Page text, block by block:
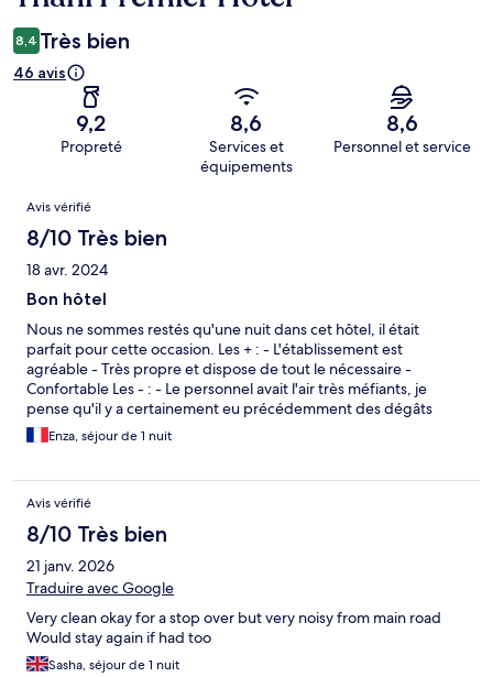
8,4 Très bien
46 avis
9,2
Propreté
8,6
Services et
équipements
8,6
Personnel et service
Avis
Avis vérifié
8/10 Très bien
18 avr. 2024
Bon hôtel
Nous ne sommes restés qu'une nuit dans cet hôtel, il était
parfait pour cette occasion. Les + : - L'établissement est
agréable - Très propre et dispose de tout le nécessaire -
Confortable Les - : - Le personnel avait l'air très méfiants, je
pense qu'il y a certainement eu précédemment des dégâts
causés par des clients, ce qui rend l'ambiance un peu spéciale.
Enza, séjour de 1 nuit
Avis vérifié
8/10 Très bien
21 janv. 2026
Traduire avec Google
Very clean okay for a stop over but very noisy from main road
Would stay again if had too
Sasha, séjour de 1 nuit